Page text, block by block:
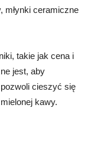
młynki ceramiczne
takie jak cena i
jest, aby
cieszyć się
kawy.